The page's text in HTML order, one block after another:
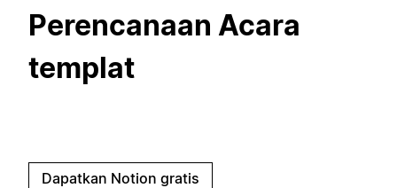
Perencanaan Acara
templat
Dapatkan Notion gratis